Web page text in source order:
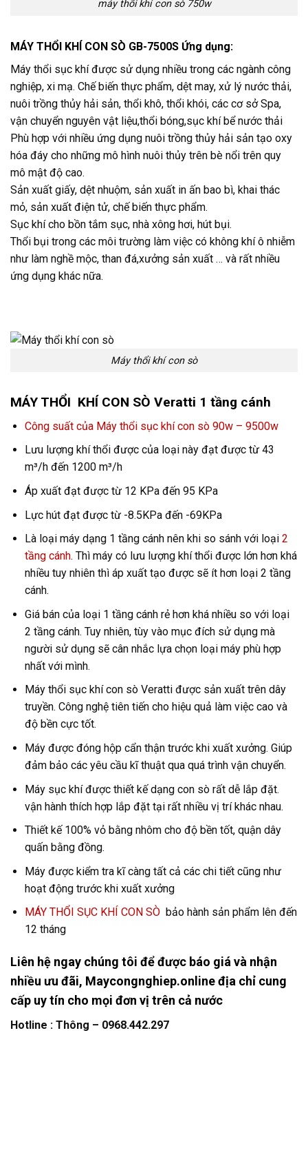
máy thổi khí con sò 750w
MÁY THỔI KHÍ CON SÒ GB-7500S Ứng dụng:
Máy thổi sục khí được sử dụng nhiều trong các ngành công
nghiệp, xi mạ. Chế biến thực phẩm, dệt may, xử lý nước thải,
nuôi trồng thủy hải sản, thổi khô, thổi khói, các cơ sở Spa,
vận chuyển nguyên vật liệu,thổi bóng,sục khí bể nước thải
Phù hợp với nhiều ứng dụng nuôi trồng thủy hải sản tạo oxy
hóa đáy cho những mô hình nuôi thủy trên bè nổi trên quy
mô mật độ cao.
Sản xuất giấy, dệt nhuộm, sản xuất in ấn bao bì, khai thác
mỏ, sản xuất điện tử, chế biến thực phẩm.
Sục khí cho bồn tắm sục, nhà xông hơi, hút bụi.
Thổi bụi trong các môi trường làm việc có không khí ô nhiễm
như làm nghề mộc, than đá,xưởng sản xuất … và rất nhiều
ứng dụng khác nữa.
Máy thổi khí con sò
MÁY THỔI KHÍ CON SÒ Veratti 1 tầng cánh
Công suất của Máy thổi sục khí con sò 90w – 9500w
Lưu lượng khí thổi được của loại này đạt được từ 43
m³/h đến 1200 m³/h
Áp xuất đạt được từ 12 KPa đến 95 KPa
Lực hút đạt được từ -8.5KPa đến -69KPa
Là loại máy dạng 1 tầng cánh nên khi so sánh với loại 2
tầng cánh. Thì máy có lưu lượng khí thổi được lớn hơn khá
nhiều tuy nhiên thì áp xuất tạo được sẽ ít hơn loại 2 tầng
cánh.
Giá bán của loại 1 tầng cánh rẻ hơn khá nhiều so với loại
2 tầng cánh. Tuy nhiên, tùy vào mục đích sử dụng mà
người sử dụng sẽ cân nhắc lựa chọn loại máy phù hợp
nhất với mình.
Máy thổi sục khí con sò Veratti được sản xuất trên dây
truyền. Công nghệ tiên tiến cho hiệu quả làm việc cao và
độ bền cực tốt.
Máy được đóng hộp cẩn thận trước khi xuất xưởng. Giúp
đảm bảo các yêu cầu kĩ thuật qua quá trình vận chuyển.
Máy sục khí được thiết kế dạng con sò rất dễ lắp đặt.
vận hành thích hợp lắp đặt tại rất nhiều vị trí khác nhau.
Thiết kế 100% vỏ bằng nhôm cho độ bền tốt, quận dây
quấn bằng đồng.
Máy được kiểm tra kĩ càng tất cả các chi tiết cũng như
hoạt động trước khi xuất xưởng
MÁY THỔI SỤC KHÍ CON SÒbảo hành sản phẩm lên đến
12 tháng
Liên hệ ngay chúng tôi để được báo giá và nhận
nhiều ưu đãi, Maycongnghiep.online địa chỉ cung
cấp uy tín cho mọi đơn vị trên cả nước
Hotline : Thông – 0968.442.297